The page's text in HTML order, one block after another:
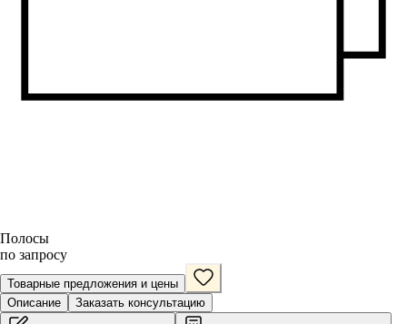
Полосы
по запросу
Товарные предложения и цены
Описание
Заказать консультацию